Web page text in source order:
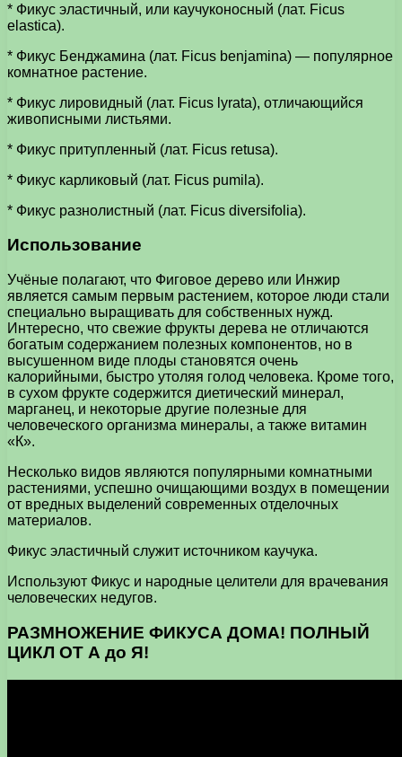
* Фикус эластичный, или каучуконосный (лат. Ficus
elastica).
* Фикус Бенджамина (лат. Ficus benjamina) — популярное
комнатное растение.
* Фикус лировидный (лат. Ficus lyrata), отличающийся
живописными листьями.
* Фикус притупленный (лат. Ficus retusa).
* Фикус карликовый (лат. Ficus pumila).
* Фикус разнолистный (лат. Ficus diversifolia).
Использование
Учёные полагают, что Фиговое дерево или Инжир
является самым первым растением, которое люди стали
специально выращивать для собственных нужд.
Интересно, что свежие фрукты дерева не отличаются
богатым содержанием полезных компонентов, но в
высушенном виде плоды становятся очень
калорийными, быстро утоляя голод человека. Кроме того,
в сухом фрукте содержится диетический минерал,
марганец, и некоторые другие полезные для
человеческого организма минералы, а также витамин
«К».
Несколько видов являются популярными комнатными
растениями, успешно очищающими воздух в помещении
от вредных выделений современных отделочных
материалов.
Фикус эластичный служит источником каучука.
Используют Фикус и народные целители для врачевания
человеческих недугов.
РАЗМНОЖЕНИЕ ФИКУСА ДОМА! ПОЛНЫЙ
ЦИКЛ ОТ А до Я!